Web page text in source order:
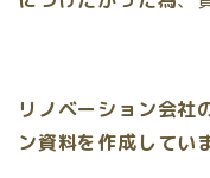
リノベーション会社
ン資料を作成してい